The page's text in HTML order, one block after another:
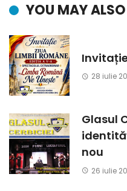
YOU MAY ALSO
28 iulie
Glasul
nou
26 iulie